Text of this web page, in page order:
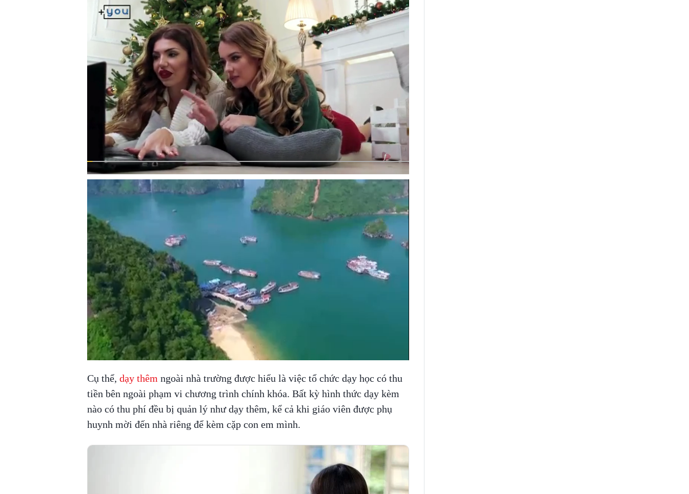
Cụ thể, dạy thêm ngoài nhà trường được hiểu là việc tổ chức dạy học có thu
tiền bên ngoài phạm vi chương trình chính khóa. Bất kỳ hình thức dạy kèm
nào có thu phí đều bị quản lý như dạy thêm, kể cả khi giáo viên được phụ
huynh mời đến nhà riêng để kèm cặp con em mình.